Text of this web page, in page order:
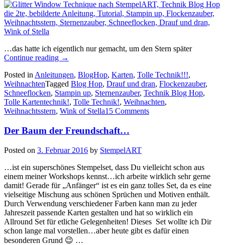
…das hatte ich eigentlich nur gemacht, um den Stern später
Continue reading „Der
Hop
zum
Technikbuch…“
→
Posted in Anleitungen, BlogHop, Karten, Tolle Technik!!!,
WeihnachtenTagged Blog Hop, Drauf und dran, Flockenzauber,
Schneeflocken, Stampin up, Sternenzauber, Technik Blog Hop,
Tolle Kartentechnik!, Tolle Technik!, Weihnachten,
Weihnachtsstern, Wink of Stella15 Comments
Der Baum der Freundschaft…
Posted on 3. Februar 2016 by StempelART
…ist ein superschönes Stempelset, dass Du vielleicht schon aus
einem meiner Workshops kennst…ich arbeite wirklich sehr gerne
damit! Gerade für „Anfänger“ ist es ein ganz tolles Set, da es eine
vielseitige Mischung aus schönen Sprüchen und Motiven enthält.
Durch Verwendung verschiedener Farben kann man zu jeder
Jahreszeit passende Karten gestalten und hat so wirklich ein
Allround Set für etliche Gelegenheiten! Dieses Set wollte ich Dir
schon lange mal vorstellen…aber heute gibt es dafür einen
besonderen Grund 😉 …